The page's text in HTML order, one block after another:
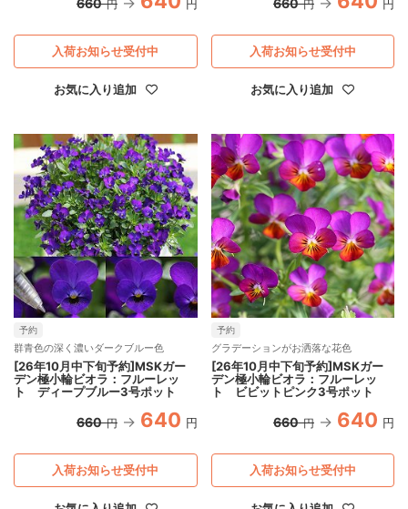
660 円 円
お気に入り追加
入荷お知らせ受付中
660 円 円
お気に入り追加
入荷お知らせ受付中
予約
群青色の深く濃いダークブルー色
[26年10月中下旬予約]MSKガー
デン極小輪ビオラ：フルーレッ
ト ディープブルー3号ポット
660 円 640 円
入荷お知らせ受付中
予約
グラデーションがお洒落な花色
[26年10月中下旬予約]MSKガー
デン極小輪ビオラ：フルーレッ
ト ビビットピンク3号ポット
660 円 640 円
入荷お知らせ受付中